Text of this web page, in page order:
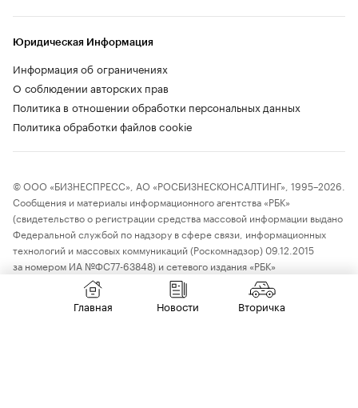
Юридическая Информация
Информация об ограничениях
О соблюдении авторских прав
Политика в отношении обработки персональных данных
Политика обработки файлов cookie
© ООО «БИЗНЕСПРЕСС», АО «РОСБИЗНЕСКОНСАЛТИНГ», 1995–2026.
Сообщения и материалы информационного агентства «РБК»
(свидетельство о регистрации средства массовой информации выдано
Федеральной службой по надзору в сфере связи, информационных
технологий и массовых коммуникаций (Роскомнадзор) 09.12.2015
за номером ИА №ФС77-63848) и сетевого издания «РБК»
(свидетельство о регистрации средства массовой информации выдано
Федеральной службой по надзору в сфере связи, информационных
технологий и массовых коммуникаций (Роскомнадзор) 03.12.2021
Главная Новости Вторичка